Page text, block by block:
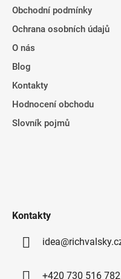
Obchodní podmínky
Ochrana osobních údajů
O nás
Blog
Kontakty
Hodnocení obchodu
Slovník pojmů
Kontakty
+420 730 516 782